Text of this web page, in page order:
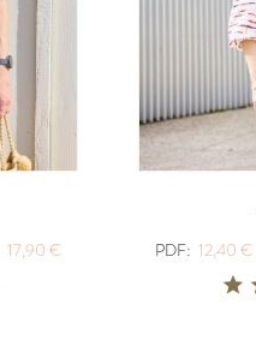
17,90 €
PDF: 12,40 €